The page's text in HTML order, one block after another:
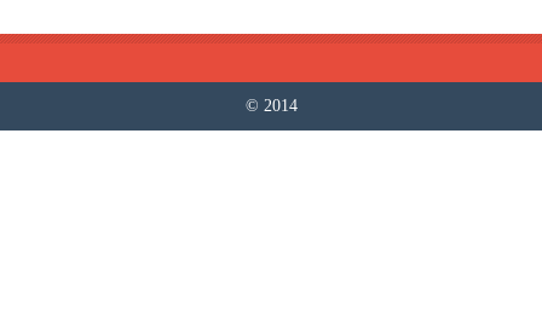
© 2014